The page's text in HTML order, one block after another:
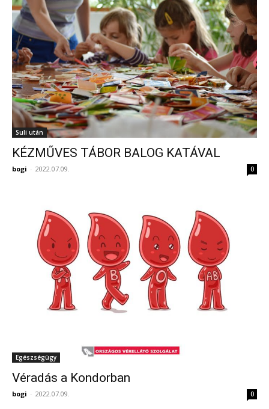
Suli után
KÉZMŰVES TÁBOR BALOG KATÁVAL
bogi - 2022.07.09. 0
Egészségügy
Véradás a Kondorban
bogi - 2022.07.09. 0